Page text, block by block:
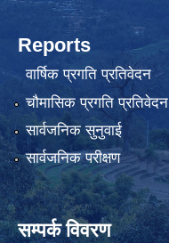
Reports
वार्षिक प्रगति प्रतिवेदन
चौमासिक प्रगति प्रतिवेदन
सार्वजनिक सुनुवाई
सार्वजनिक परीक्षण
सम्पर्क विवरण